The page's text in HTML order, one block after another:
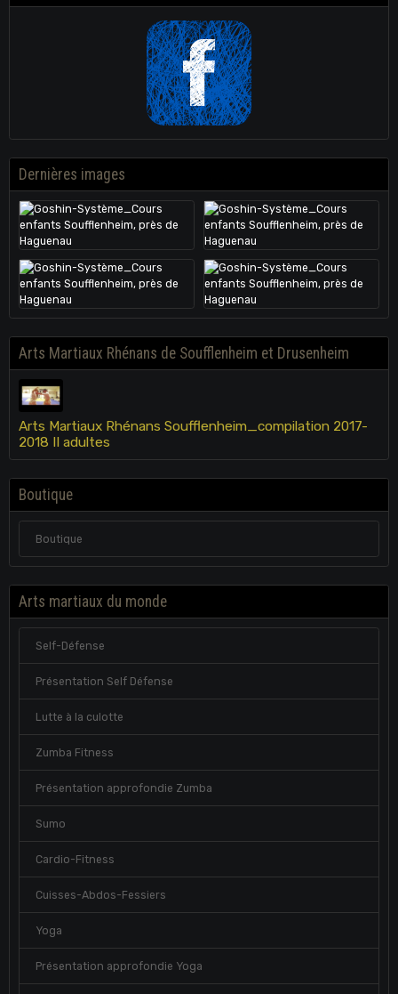
Dernières images
Arts Martiaux Rhénans de Soufflenheim et Drusenheim
Arts Martiaux Rhénans Soufflenheim_compilation 2017-
2018 II adultes
Boutique
Boutique
Arts martiaux du monde
Self-Défense
Présentation Self Défense
Lutte à la culotte
Zumba Fitness
Présentation approfondie Zumba
Sumo
Cardio-Fitness
Cuisses-Abdos-Fessiers
Yoga
Présentation approfondie Yoga